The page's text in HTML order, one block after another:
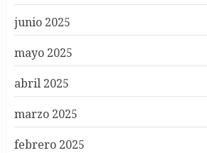
junio 2025
mayo 2025
abril 2025
marzo 2025
febrero 2025